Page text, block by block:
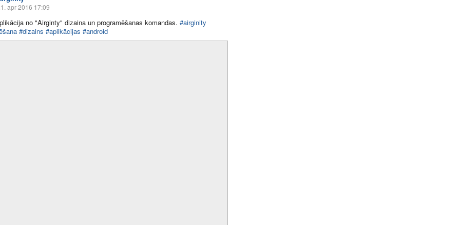
apr 2016 17:09
no "Airginty" dizaina un programēšanas komandas. #airginity
#dizains #aplikācijas #android